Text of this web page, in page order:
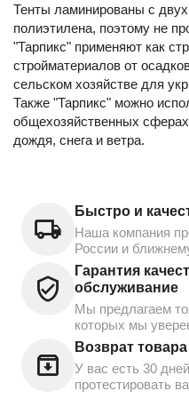
Тенты ламинированы с
полиэтилена, поэтому не
"Тарпикс" применяют как
стройматериалов от
сельском хозяйстве для
Также "Тарпикс" можно
общехозяйственных
дождя, снега и ветра.
Быстро и
Наша компания
России и
Гарантия
обслуживание
Мы предлагаем
которых мы
Возврат
У вас есть 30
протестировать